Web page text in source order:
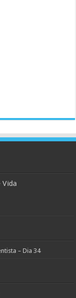
Vida
– Dia 34